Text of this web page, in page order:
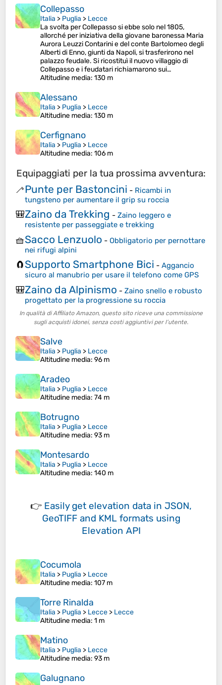
Collepasso
Italia > Puglia > Lecce
La svolta per Collepasso si ebbe solo nel 1805,
allorché per iniziativa della giovane baronessa Maria
Aurora Leuzzi Contarini e del conte Bartolomeo degli
Alberti di Enno, giunti da Napoli, si trasferirono nel
palazzo feudale. Si ricostituì il nuovo villaggio di
Collepasso e i feudatari richiamarono sui…
Altitudine media: 130 m
Alessano
Italia > Puglia > Lecce
Altitudine media: 130 m
Cerfignano
Italia > Puglia > Lecce
Altitudine media: 106 m
Equipaggiati per la tua prossima avventura:
🦯Punte per Bastoncini - Ricambi in
tungsteno per aumentare il grip su roccia
🎒Zaino da Trekking - Zaino leggero e
resistente per passeggiate e trekking
🧺Sacco Lenzuolo - Obbligatorio per pernottare
nei rifugi alpini
🧲Supporto Smartphone Bici - Aggancio
sicuro al manubrio per usare il telefono come GPS
🎒Zaino da Alpinismo - Zaino snello e robusto
progettato per la progressione su roccia
In qualità di Affiliato Amazon, questo sito riceve una commissione
sugli acquisti idonei, senza costi aggiuntivi per l’utente.
Salve
Italia > Puglia > Lecce
Altitudine media: 96 m
Aradeo
Italia > Puglia > Lecce
Altitudine media: 74 m
Botrugno
Italia > Puglia > Lecce
Altitudine media: 93 m
Montesardo
Italia > Puglia > Lecce
Altitudine media: 140 m
👉 Easily get elevation data in JSON,
GeoTIFF and KML formats using
Elevation API
Cocumola
Italia > Puglia > Lecce
Altitudine media: 107 m
Torre Rinalda
Italia > Puglia > Lecce > Lecce
Altitudine media: 1 m
Matino
Italia > Puglia > Lecce
Altitudine media: 93 m
Galugnano